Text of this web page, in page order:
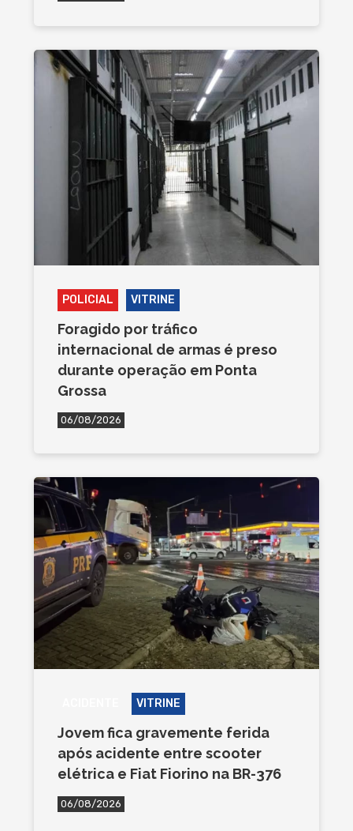
POLICIAL VITRINE
Foragido por tráfico
internacional de armas é preso
durante operação em Ponta
Grossa
06/08/2026
VITRINE
Jovem fica gravemente ferida
após acidente entre scooter
elétrica e Fiat Fiorino na BR-376
06/08/2026